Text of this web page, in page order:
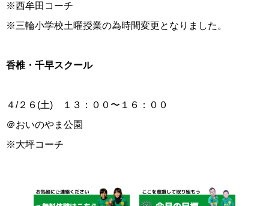
※西牟田コーチ
※三輪小学校土曜授業の為時間変更となりました。
香椎・千早スクール
４/２６(土) １３：００〜１６：００
＠おいのやま公園
※大坪コーチ